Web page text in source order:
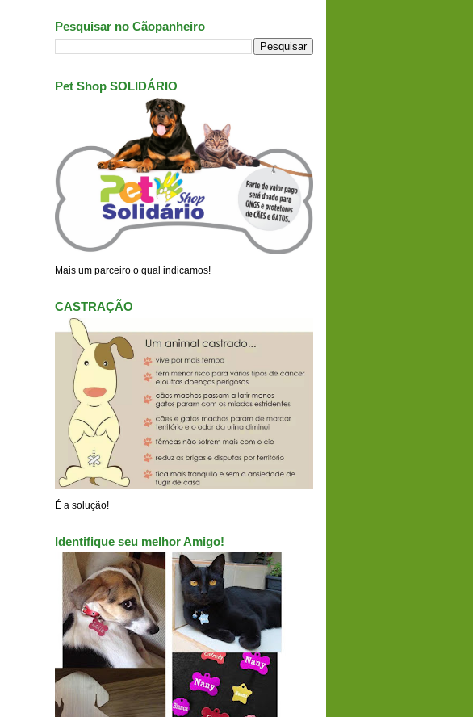
Pesquisar no Cãopanheiro
Pet Shop SOLIDÁRIO
Mais um parceiro o qual indicamos!
CASTRAÇÃO
É a solução!
Identifique seu melhor Amigo!